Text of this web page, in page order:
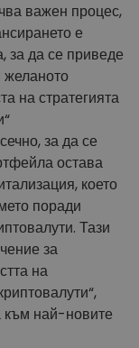
важен процес,
е
за да се приведе
желаното
на стратегията
за да се
остава
което
поради
Тази
за
на
към най-новите